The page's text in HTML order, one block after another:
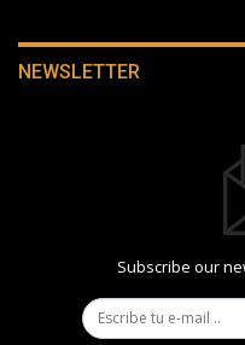
NEWSLETTER
Subscribe our